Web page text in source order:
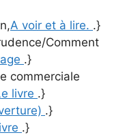
A voir et à lire. .}
Comment
.}
commerciale
livre .}
.}
.}